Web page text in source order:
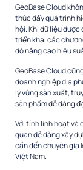
GeoBase Cloud
thúc đẩy quá trình
hội. Khi dữ liệu
triển khai các
đó nâng cao hiệu
GeoBase Cloud
doanh nghiệp địa
lý vùng sản xuất,
sản phẩm dễ dàng
Với tính linh hoạt và
quan dễ dàng xây
cần đến chuyên gia
Việt Nam.